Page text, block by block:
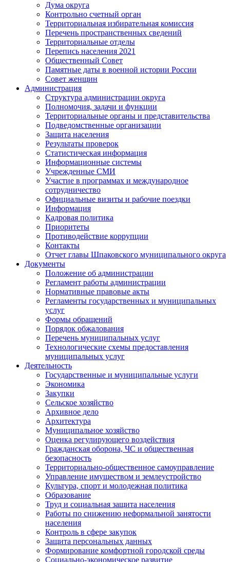
Дума округа
Контрольно счетный орган
Территориальная избирательная комиссия
Перечень пространственных сведений
Территориальные отделы
Перепись населения 2021
Общественный Совет
Памятные даты в военной истории России
Совет женщин
Администрация
Структура администрации округа
Полномочия, задачи и функции
Территориальные органы и представительства
Подведомственные организации
Защита населения
Результаты проверок
Статистическая информация
Информационные системы
Учрежденные СМИ
Участие в программах и международное
сотрудничество
Официальные визиты и рабочие поездки
Информация
Кадровая политика
Приоритеты
Противодействие коррупции
Контакты
Отчет главы Шпаковского муниципального округа
Документы
Положение об администрации
Регламент работы администрации
Нормативные правовые акты
Регламенты государственных и муниципальных
услуг
Формы обращений
Порядок обжалования
Перечень муниципальных услуг
Технологические схемы предоставления
муниципальных услуг
Деятельность
Государственные и муниципальные услуги
Экономика
Закупки
Сельское хозяйство
Архивное дело
Архитектура
Муниципальное хозяйство
Оценка регулирующего воздействия
Гражданская оборона, ЧС и общественная
безопасность
Территориально-общественное самоуправление
Управление имуществом и землеустройство
Культура, спорт и молодежная политика
Образование
Труд и социальная защита населения
Работы по снижению неформальной занятости
населения
Контроль в сфере закупок
Защита персональных данных
Формирование комфортной городской среды
Социально-экономическое развитие